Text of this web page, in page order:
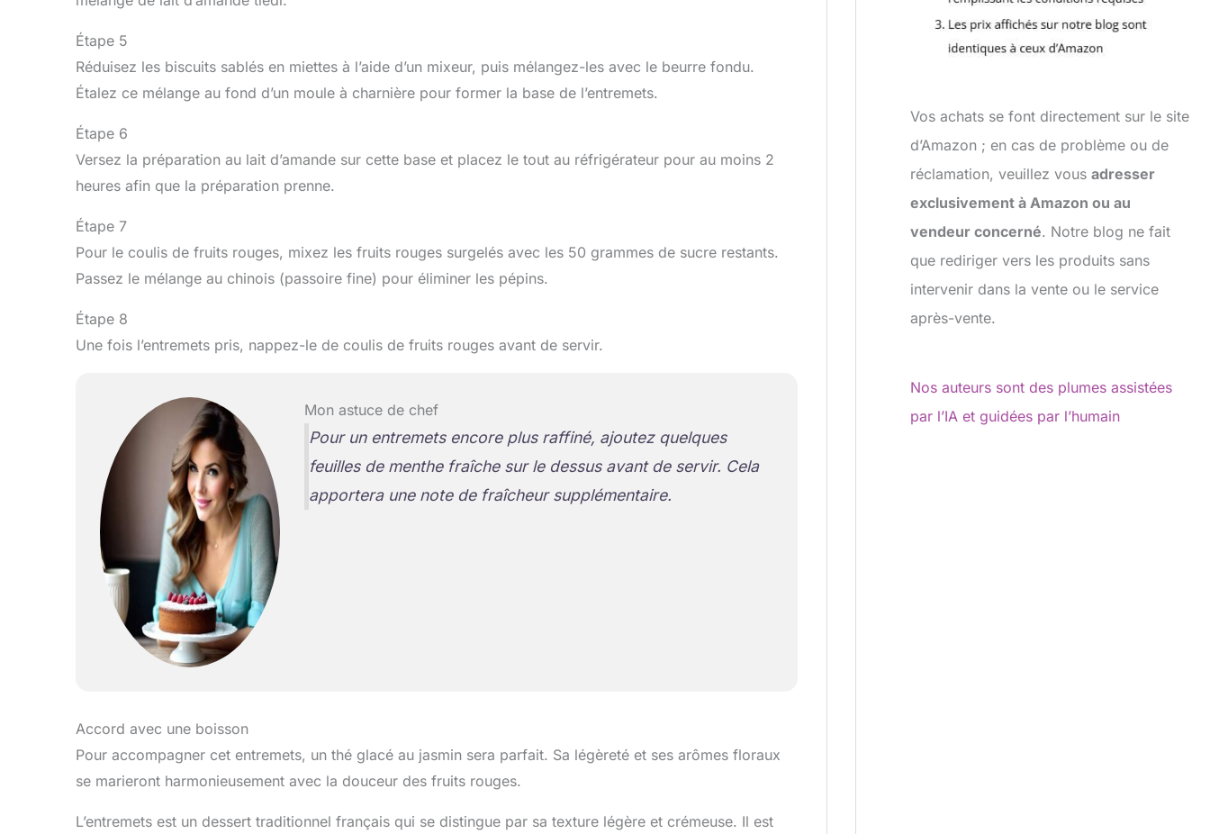
Étape 5
Réduisez les biscuits sablés en miettes à l’aide d’un mixeur, puis mélangez-les avec le beurre fondu.
Étalez ce mélange au fond d’un moule à charnière pour former la base de l’entremets.
Étape 6
Versez la préparation au lait d’amande sur cette base et placez le tout au réfrigérateur pour au moins 2
heures afin que la préparation prenne.
Étape 7
Pour le coulis de fruits rouges, mixez les fruits rouges surgelés avec les 50 grammes de sucre restants.
Passez le mélange au chinois (passoire fine) pour éliminer les pépins.
Étape 8
Une fois l’entremets pris, nappez-le de coulis de fruits rouges avant de servir.
Mon astuce de chef
Pour un entremets encore plus raffiné, ajoutez quelques
feuilles de menthe fraîche sur le dessus avant de servir. Cela
apportera une note de fraîcheur supplémentaire.
Accord avec une boisson
Pour accompagner cet entremets, un thé glacé au jasmin sera parfait. Sa légèreté et ses arômes floraux
se marieront harmonieusement avec la douceur des fruits rouges.
L’entremets est un dessert traditionnel français qui se distingue par sa texture légère et crémeuse. Il est
Vos achats se font directement sur le site
d’Amazon ; en cas de problème ou de
réclamation, veuillez vousadresser
exclusivement à Amazon ou au
vendeur concerné. Notre blog ne fait
que rediriger vers les produits sans
intervenir dans la vente ou le service
après-vente.
Nos auteurs sont des plumes assistées
par l’IA et guidées par l’humain